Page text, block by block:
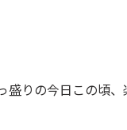
盛りの今日この頃